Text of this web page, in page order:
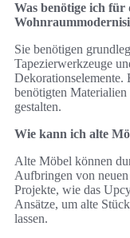
Was benötige ich
Sie benötigen
Tapezierwerkzeuge
Dekorationselemente.
benötigten Materialien
gestalten.
Wie kann ich alte
Alte Möbel können
Aufbringen von
Projekte, wie das
Ansätze, um alte
lassen.